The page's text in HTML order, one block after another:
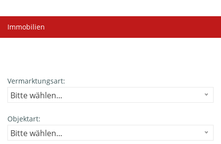
Immobilien
Vermarktungsart:
Bitte wählen...
Objektart:
Bitte wählen...